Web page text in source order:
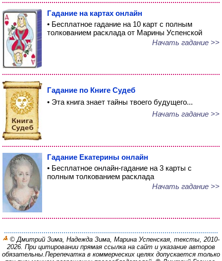
Гадание на картах онлайн
• Бесплатное гадание на 10 карт с полным
толкованием расклада от Марины Успенской
Начать гадание >>
Гадание по Книге Судеб
• Эта книга знает тайны твоего будущего...
Начать гадание >>
Гадание Екатерины онлайн
• Бесплатное онлайн-гадание на 3 карты с
полным толкованием расклада
Начать гадание >>
© Дмитрий Зима, Надежда Зима, Марина Успенская, тексты, 2010-
2026. При цитировании прямая ссылка на сайт и указание авторов
обязательны.Перепечатка в коммерческих целях допускается только